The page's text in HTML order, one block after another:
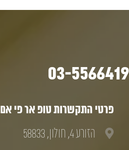
פרטי התקשרות טופ אר פי אם
הזורע 4, חולון, 58833